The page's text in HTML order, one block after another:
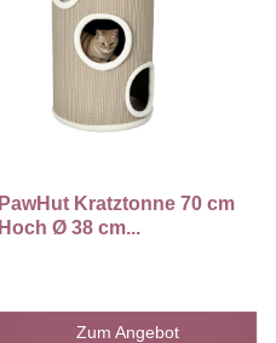
PawHut Kratztonne 70 cm
Hoch Ø 38 cm...
Zum Angebot